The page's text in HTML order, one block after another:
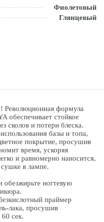
Фиолетовый
Глянцевый
Революционная формула
обеспечивает стойкое
сколов и потери блеска.
базы и топа,
покрытие, просушив
время, ускоряя
и равномерно наносится,
в лампе.
обезжирьте ногтевую
праймер
лака, просушив
сек.